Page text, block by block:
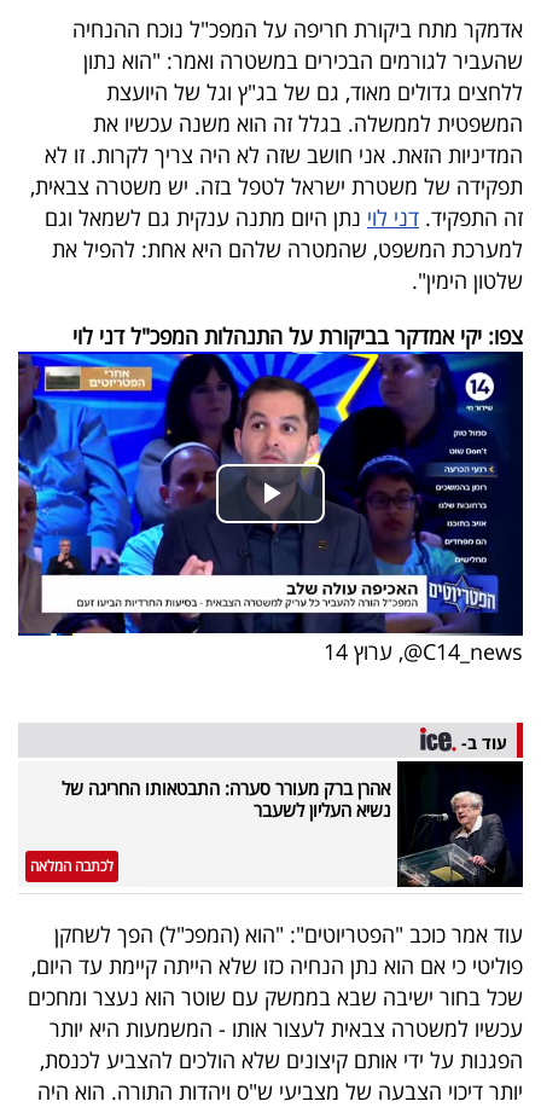
UNDER
40
שיתופי
פעולה
דרושים
ניוזלטרים
מייל
אדום
פרסמו
באייס
אחרינו:
אדמקר מתח ביקורת חריפה על המפכ"ל נוכח ההנחיה
שהעביר לגורמים הבכירים במשטרה ואמר: "הוא נתון
ללחצים גדולים מאוד, גם של בג"ץ וגל של היועצת
המשפטית לממשלה. בגלל זה הוא משנה עכשיו את
המדיניות הזאת. אני חושב שזה לא היה צריך לקרות. זו לא
תפקידה של משטרת ישראל לטפל בזה. יש משטרה צבאית,
זה התפקיד. דני לוי נתן היום מתנה ענקית גם לשמאל וגם
למערכת המשפט, שהמטרה שלהם היא אחת: להפיל את
שלטון הימין".
צפו: יקי אמדקר בביקורת על התנהלות המפכ"ל דני לוי
C14_news@, ערוץ 14
עוד ב-
אהרן ברק מעורר סערה: התבטאותו החריגה של
נשיא העליון לשעבר
לכתבה המלאה
עוד אמר כוכב "הפטריוטים": "הוא (המפכ"ל) הפך לשחקן
פוליטי כי אם הוא נתן הנחיה כזו שלא הייתה קיימת עד היום,
שכל בחור ישיבה שבא בממשק עם שוטר הוא נעצר ומחכים
עכשיו למשטרה צבאית לעצור אותו - המשמעות היא יותר
הפגנות על ידי אותם קיצונים שלא הולכים להצביע לכנסת,
יותר דיכוי הצבעה של מצביעי ש"ס ויהדות התורה. הוא היה